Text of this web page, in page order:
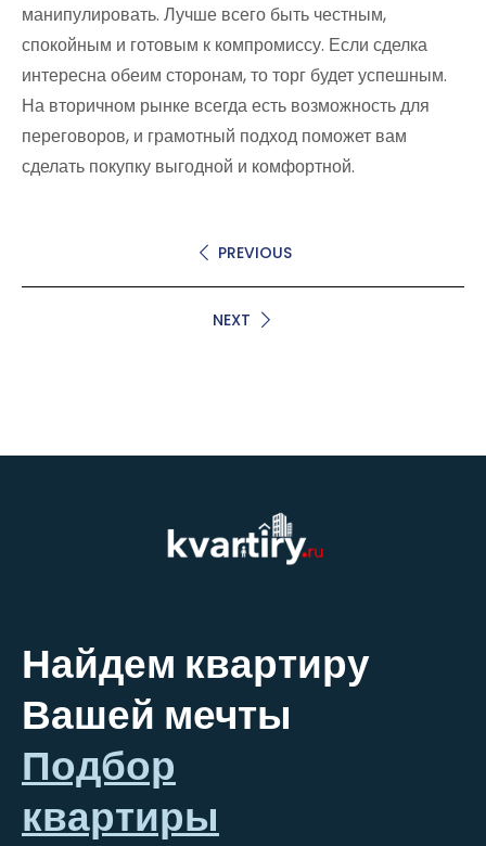
манипулировать. Лучше всего быть честным,
спокойным и готовым к компромиссу. Если сделка
интересна обеим сторонам, то торг будет успешным.
На вторичном рынке всегда есть возможность для
переговоров, и грамотный подход поможет вам
сделать покупку выгодной и комфортной.
PREVIOUS
NEXT
Найдем квартиру
Вашей мечты
Подбор
квартиры